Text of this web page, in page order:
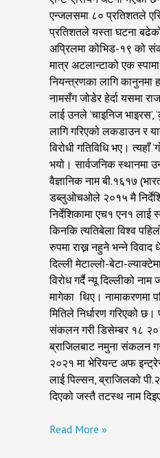
एन्जलसमा ८० प्रतिशतले
प्रतिशतले यस्ता घटना
अप्रिलमा कोभिड-१९ को
मात्र अटलान्टाको एक
नियन्त्रणका लागि कानुनमा
नामसँग जोडेर हेर्दा यसमा
लाई उनले ‘चाइनिज
लागि गरिएको लकडाउन र
विरोधी गतिविधि भए।
भयो। सार्वजनिक स्थानमा
वैज्ञानिक नाम बी.१६१७
डब्लुओचओले २०१५ मै
निर्देशिकामा एच१ एन१
किनकि त्यतिबेला विश्व
रुपमा राख्न नहुने भन्ने
दिल्ली मेटाल्लो-बेटा-
विरोध गर्दै न्यू दिल्लीको
मागेका थिए। नामाकरणमा
मितिले निर्धारण गरिएको
संकलन गरी डिसेम्बर १८
ब्राजिलबाट नमुना संकलन
२०२१ मा भेरियन्ट अफ
लाई पिल्सन, ब्राजिलको
दिएको जस्तै तटस्थ नाम
Read More »